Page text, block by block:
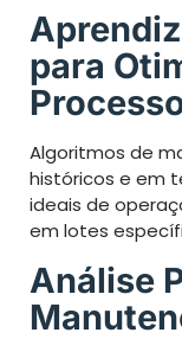
para
Algoritmos de
históricos e em
ideais de
em lotes
Análise